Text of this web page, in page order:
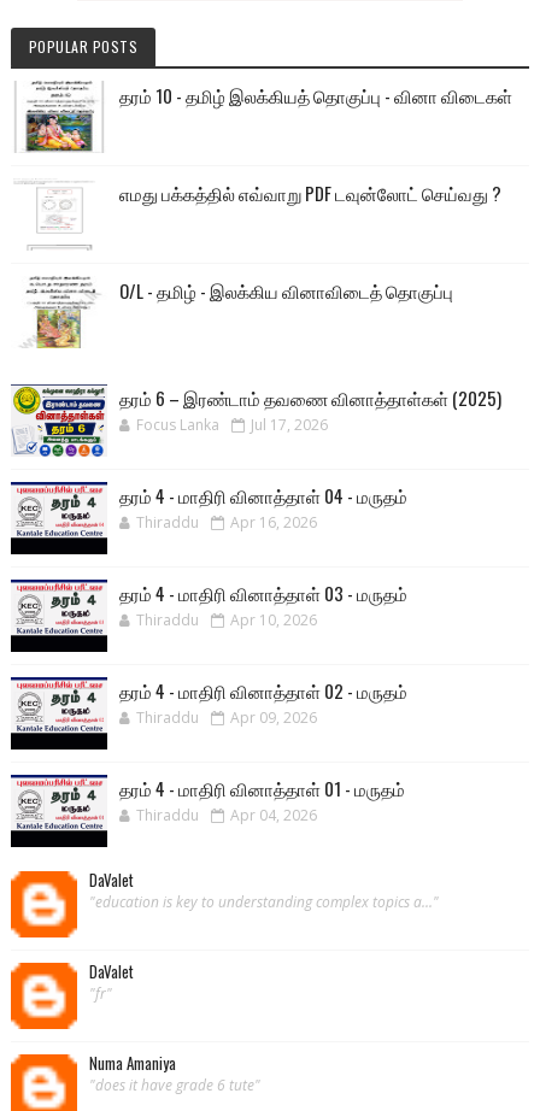
POPULAR POSTS
தரம் 10 - தமிழ் இலக்கியத் தொகுப்பு - வினா விடைகள்
எமது பக்கத்தில் எவ்வாறு PDF டவுன்லோட் செய்வது ?
O/L - தமிழ் - இலக்கிய வினாவிடைத் தொகுப்பு
தரம் 6 – இரண்டாம் தவணை வினாத்தாள்கள் (2025)
Focus Lanka Jul 17, 2026
தரம் 4 - மாதிரி வினாத்தாள் 04 - மருதம்
Thiraddu Apr 16, 2026
தரம் 4 - மாதிரி வினாத்தாள் 03 - மருதம்
Thiraddu Apr 10, 2026
தரம் 4 - மாதிரி வினாத்தாள் 02 - மருதம்
Thiraddu Apr 09, 2026
தரம் 4 - மாதிரி வினாத்தாள் 01 - மருதம்
Thiraddu Apr 04, 2026
DaValet
"education is key to understanding complex topics a..."
DaValet
"fr"
Numa Amaniya
"does it have grade 6 tute"